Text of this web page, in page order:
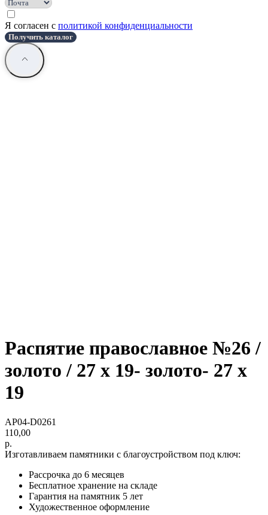
Я согласен с политикой конфиденциальности
Получить каталог
Распятие православное №26 /
золото / 27 х 19- золото- 27 х
19
AP04-D0261
110,00
р.
Изготавливаем памятники с благоустройством под ключ:
Рассрочка до 6 месяцев
Бесплатное хранение на складе
Гарантия на памятник 5 лет
Художественное оформление